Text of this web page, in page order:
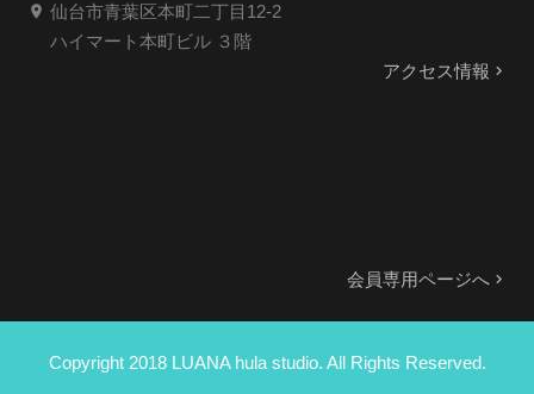
location_on 仙台市青葉区本町二丁目12-2
ハイマート本町ビル ３階
アクセス情報 keyboard_arrow_right
会員専用ページへkeyboard_arrow_right
Copyright 2018 LUANA hula studio. All Rights Reserved.